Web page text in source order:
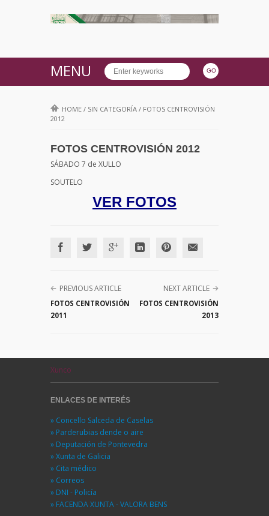
MENU
HOME / SIN CATEGORÍA / FOTOS CENTROVISIÓN
2012
FOTOS CENTROVISIÓN 2012
SÁBADO 7 de XULLO
SOUTELO
VER FOTOS
PREVIOUS ARTICLE
FOTOS CENTROVISIÓN
2011
NEXT ARTICLE
FOTOS CENTROVISIÓN
2013
Xunco
ENLACES DE INTERÉS
» Concello Salceda de Caselas
» Parderubias dende o aire
» Deputación de Pontevedra
» Xunta de Galicia
» Cita médico
» Correos
» DNI - Policía
» FACENDA XUNTA - VALORA BENS